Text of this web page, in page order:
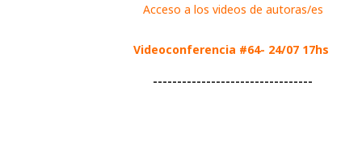
Acceso a los videos de autoras/es
Videoconferencia #64- 24/07 17hs
---------------------------------